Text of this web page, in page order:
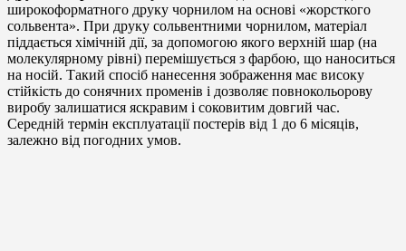
широкоформатного друку чорнилом на основі «жорсткого
сольвента». При друку сольвентними чорнилом, матеріал
піддається хімічній дії, за допомогою якого верхній шар (на
молекулярному рівні) перемішується з фарбою, що наноситься
на носій. Такий спосіб нанесення зображення має високу
стійкість до сонячних променів і дозволяє повнокольорову
виробу залишатися яскравим і соковитим довгий час.
Середній термін експлуатації постерів від 1 до 6 місяців,
залежно від погодних умов.